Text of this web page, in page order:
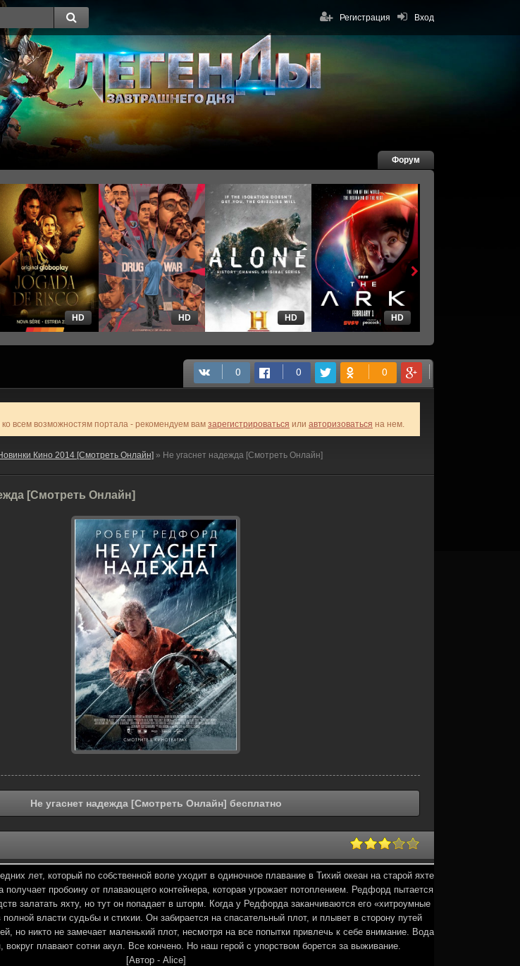
Вход
Регистрация
Форум
HD HD HD HD
всем возможностям портала - рекомендуем вам зарегистрироваться или авторизоваться на нем.
Кино 2014 [Смотреть Онлайн] » Не угаснет надежда [Смотреть Онлайн]
[Смотреть Онлайн]
Не угаснет надежда [Смотреть Онлайн] бесплатно
лет, который по собственной воле уходит в одиночное плавание в Тихий океан на старой яхте
пробоину от плавающего контейнера, которая угрожает потоплением. Редфорд пытается
залатать яхту, но тут он попадает в шторм. Когда у Редфорда заканчиваются его «хитроумные
власти судьбы и стихии. Он забирается на спасательный плот, и плывет в сторону путей
но никто не замечает маленький плот, несмотря на все попытки привлечь к себе внимание. Вода
вокруг плавают сотни акул. Все кончено. Но наш герой с упорством борется за выживание.
[Автор - Alice]